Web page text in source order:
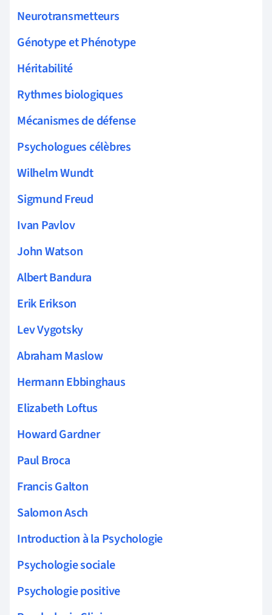
Neurotransmetteurs
Génotype et Phénotype
Héritabilité
Rythmes biologiques
Mécanismes de défense
Psychologues célèbres
Wilhelm Wundt
Sigmund Freud
Ivan Pavlov
John Watson
Albert Bandura
Erik Erikson
Lev Vygotsky
Abraham Maslow
Hermann Ebbinghaus
Elizabeth Loftus
Howard Gardner
Paul Broca
Francis Galton
Salomon Asch
Introduction à la Psychologie
Psychologie sociale
Psychologie positive